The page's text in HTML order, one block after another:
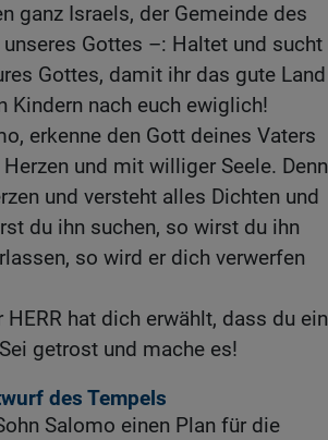
ganz Israels, der Gemeinde des
unseres Gottes –: Haltet und sucht
Gottes, damit ihr das gute Land
Kindern nach euch ewiglich!
erkenne den Gott deines Vaters
und mit williger Seele. Denn
und versteht alles Dichten und
du ihn suchen, so wirst du ihn
so wird er dich verwerfen
HERR hat dich erwählt, dass du ein
getrost und mache es!
des Tempels
Salomo einen Plan für die